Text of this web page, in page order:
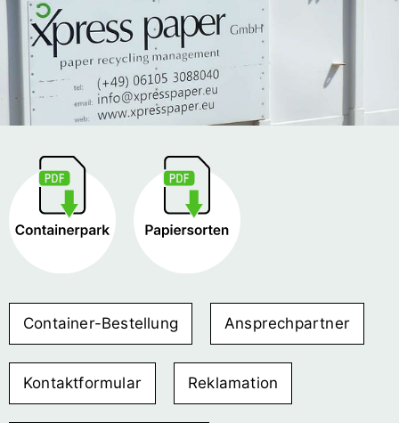
Container-Bestellung Ansprechpartner
Kontaktformular Reklamation